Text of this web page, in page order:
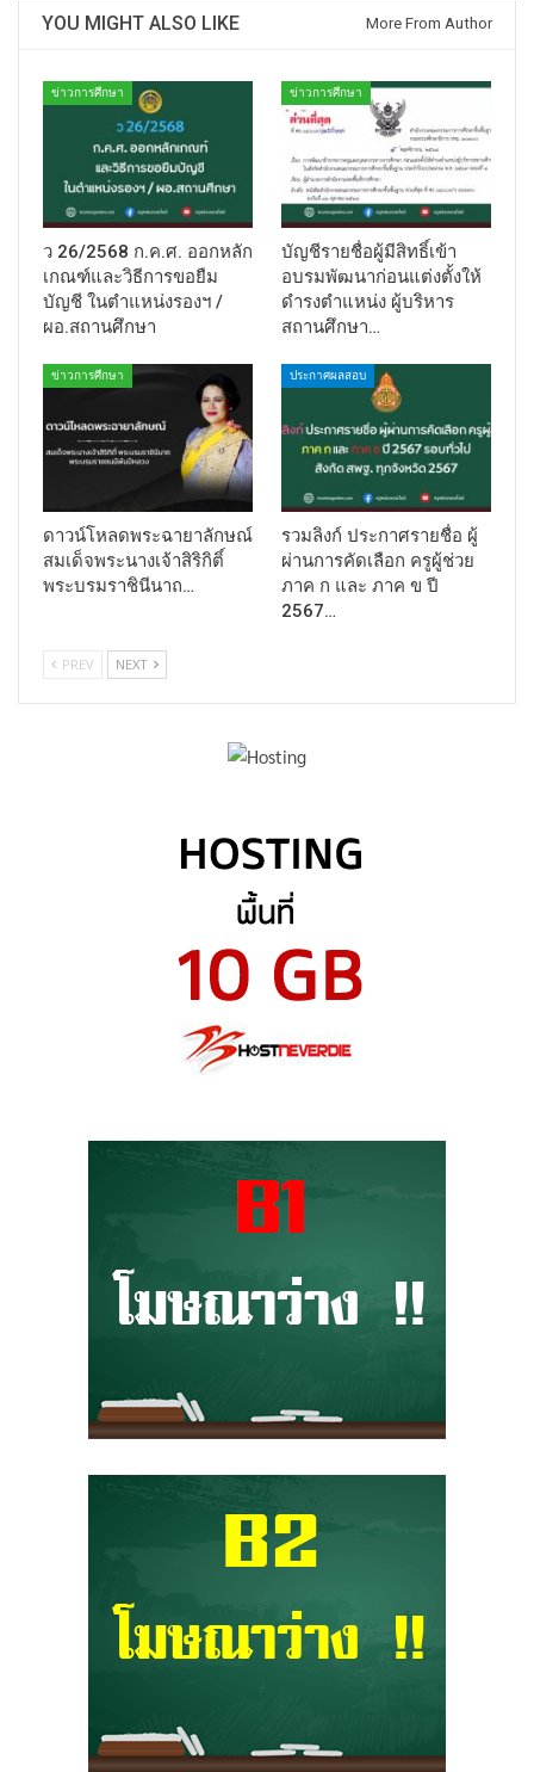
YOU MIGHT ALSO LIKE More From Author
ข่าวการศึกษา
ว 26/2568 ก.ค.ศ. ออกหลัก
เกณฑ์และวิธีการขอยืม
บัญชี ในตำแหน่งรองฯ /
ผอ.สถานศึกษา
ข่าวการศึกษา
บัญชีรายชื่อผู้มีสิทธิ์เข้า
อบรมพัฒนาก่อนแต่งตั้งให้
ดำรงตำแหน่ง ผู้บริหาร
สถานศึกษา…
ข่าวการศึกษา
ดาวน์โหลดพระฉายาลักษณ์
สมเด็จพระนางเจ้าสิริกิติ์
พระบรมราชินีนาถ…
ประกาศผลสอบ
รวมลิงก์ ประกาศรายชื่อ ผู้
ผ่านการคัดเลือก ครูผู้ช่วย
ภาค ก และ ภาค ข ปี
2567…
PREV NEXT